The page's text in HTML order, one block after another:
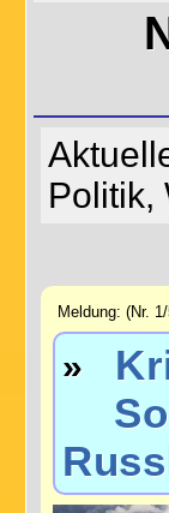
Politik,
Meldung: (Nr.
»
So